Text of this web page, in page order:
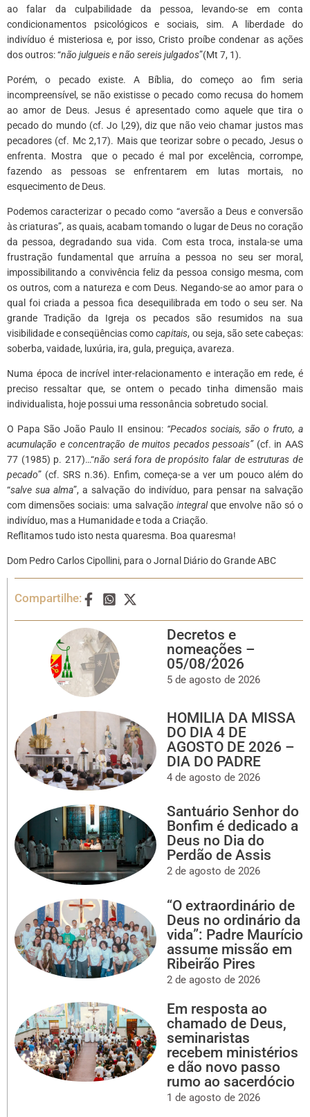
ao falar da culpabilidade da pessoa, levando-se em conta
condicionamentos psicológicos e sociais, sim. A liberdade do
indivíduo é misteriosa e, por isso, Cristo proíbe condenar as ações
dos outros: “não julgueis e não sereis julgados”(Mt 7, 1).
Porém, o pecado existe. A Bíblia, do começo ao fim seria
incompreensível, se não existisse o pecado como recusa do homem
ao amor de Deus. Jesus é apresentado como aquele que tira o
pecado do mundo (cf. Jo l,29), diz que não veio chamar justos mas
pecadores (cf. Mc 2,17). Mais que teorizar sobre o pecado, Jesus o
enfrenta. Mostra que o pecado é mal por excelência, corrompe,
fazendo as pessoas se enfrentarem em lutas mortais, no
esquecimento de Deus.
Podemos caracterizar o pecado como “aversão a Deus e conversão
às criaturas”, as quais, acabam tomando o lugar de Deus no coração
da pessoa, degradando sua vida. Com esta troca, instala-se uma
frustração fundamental que arruína a pessoa no seu ser moral,
impossibilitando a convivência feliz da pessoa consigo mesma, com
os outros, com a natureza e com Deus. Negando-se ao amor para o
qual foi criada a pessoa fica desequilibrada em todo o seu ser. Na
grande Tradição da Igreja os pecados são resumidos na sua
visibilidade e conseqüências comocapitais, ou seja, são sete cabeças:
soberba, vaidade, luxúria, ira, gula, preguiça, avareza.
Numa época de incrível inter-relacionamento e interação em rede, é
preciso ressaltar que, se ontem o pecado tinha dimensão mais
individualista, hoje possui uma ressonância sobretudo social.
O Papa São João Paulo II ensinou: “Pecados sociais, são o fruto, a
acumulação e concentração de muitos pecados pessoais” (cf. in AAS
77 (1985) p. 217)…“não será fora de propósito falar de estruturas de
pecado” (cf. SRS n.36). Enfim, começa-se a ver um pouco além do
“salve sua alma”, a salvação do indivíduo, para pensar na salvação
com dimensões sociais: uma salvação integralque envolve não só o
indivíduo, mas a Humanidade e toda a Criação.
Reflitamos tudo isto nesta quaresma. Boa quaresma!
Dom Pedro Carlos Cipollini, para o Jornal Diário do Grande ABC
Compartilhe:
Decretos e
nomeações –
05/08/2026
5 de agosto de 2026
HOMILIA DA MISSA
DO DIA 4 DE
AGOSTO DE 2026 –
DIA DO PADRE
4 de agosto de 2026
Santuário Senhor do
Bonfim é dedicado a
Deus no Dia do
Perdão de Assis
2 de agosto de 2026
“O extraordinário de
Deus no ordinário da
vida”: Padre Maurício
assume missão em
Ribeirão Pires
2 de agosto de 2026
Em resposta ao
chamado de Deus,
seminaristas
recebem ministérios
e dão novo passo
rumo ao sacerdócio
1 de agosto de 2026